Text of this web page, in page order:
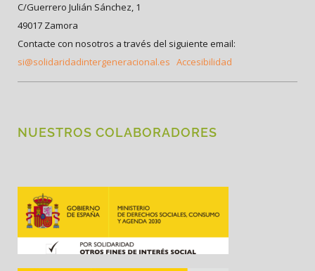
C/Guerrero Julián Sánchez, 1
49017 Zamora
Contacte con nosotros a través del siguiente email:
si@solidaridadintergeneracional.es Accesibilidad
NUESTROS COLABORADORES